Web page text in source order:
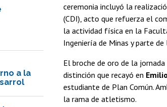
a la
ceremonia incluyó la
(CDI), acto que refuerza el
la actividad física en la
Ingeniería de Minas y parte
El broche de oro de la
distinción que recayó en
estudiante de Plan Común.
la rama de atletismo.